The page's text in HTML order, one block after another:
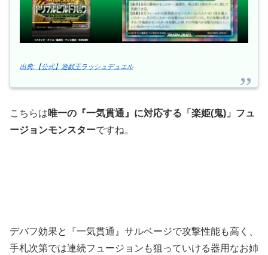
出典:【公式】遊戯王ラッシュデュエル
こちらは唯一の『一気貫通』に対応する「楽姫(鬼)」フュ
ージョンモンスターですね。
デバフ効果と『一気貫通』サルベージで攻撃性能も高く、
手札次第では連続フュージョンも狙っていける器用なお姉